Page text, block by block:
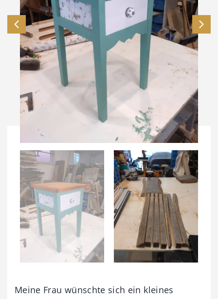
Meine Frau wünschte sich ein kleines